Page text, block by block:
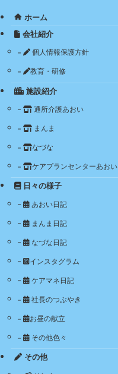
ホーム
会社紹介
個人情報保護方針
教育・研修
施設紹介
通所介護あおい
まんま
なづな
ケアプランセンターあおい
日々の様子
あおい日記
まんま日記
なづな日記
インスタグラム
ケアマネ日記
社長のつぶやき
お昼の献立
その他色々
その他